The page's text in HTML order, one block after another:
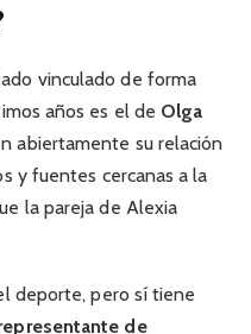
vinculado de forma
años es el de Olga
abiertamente su relación
y fuentes cercanas a la
la pareja de Alexia
deporte, pero sí tiene
de